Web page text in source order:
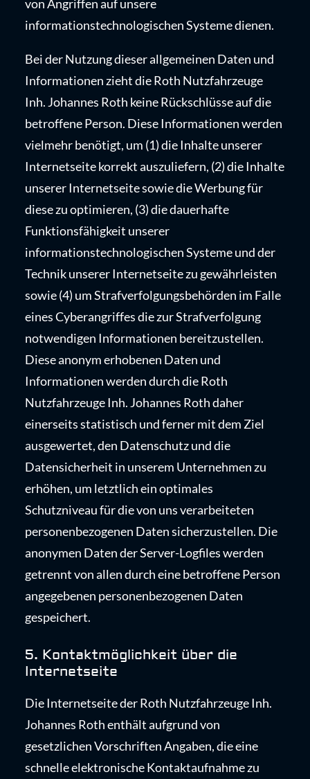
von Angriffen auf unsere
informationstechnologischen Systeme dienen.
Bei der Nutzung dieser allgemeinen Daten und
Informationen zieht die Roth Nutzfahrzeuge
Inh. Johannes Roth keine Rückschlüsse auf die
betroffene Person. Diese Informationen werden
vielmehr benötigt, um (1) die Inhalte unserer
Internetseite korrekt auszuliefern, (2) die Inhalte
unserer Internetseite sowie die Werbung für
diese zu optimieren, (3) die dauerhafte
Funktionsfähigkeit unserer
informationstechnologischen Systeme und der
Technik unserer Internetseite zu gewährleisten
sowie (4) um Strafverfolgungsbehörden im Falle
eines Cyberangriffes die zur Strafverfolgung
notwendigen Informationen bereitzustellen.
Diese anonym erhobenen Daten und
Informationen werden durch die Roth
Nutzfahrzeuge Inh. Johannes Roth daher
einerseits statistisch und ferner mit dem Ziel
ausgewertet, den Datenschutz und die
Datensicherheit in unserem Unternehmen zu
erhöhen, um letztlich ein optimales
Schutzniveau für die von uns verarbeiteten
personenbezogenen Daten sicherzustellen. Die
anonymen Daten der Server-Logfiles werden
getrennt von allen durch eine betroffene Person
angegebenen personenbezogenen Daten
gespeichert.
5. Kontaktmöglichkeit über die
Internetseite
Die Internetseite der Roth Nutzfahrzeuge Inh.
Johannes Roth enthält aufgrund von
gesetzlichen Vorschriften Angaben, die eine
schnelle elektronische Kontaktaufnahme zu